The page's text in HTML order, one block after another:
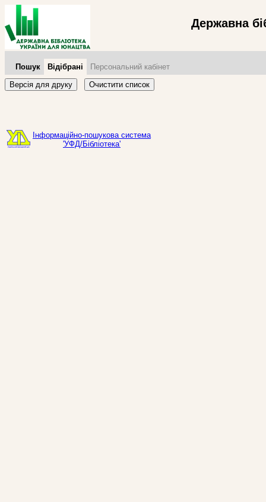
Державна
Пошук Відібрані
Персональний кабінет
Версія для друку
Очистити список
Інформаційно-пошукова система
'УФД/Бібліотека'